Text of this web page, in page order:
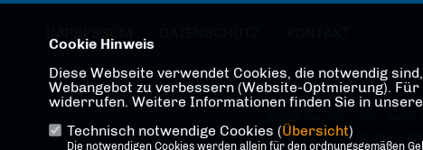
Alle Rechte
Cookie Hinweis
Diese Webseite verwendet Cookies, die notwendig
Webangebot zu verbessern (Website-Optmierung).
widerrufen. Weitere Informationen finden Sie in
Technisch notwendige Cookies (Übersicht)
Die notwendigen Cookies werden allein für den ordnungsgemäßen